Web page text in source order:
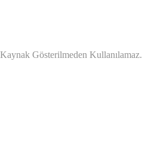
Gösterilmeden Kullanılamaz.